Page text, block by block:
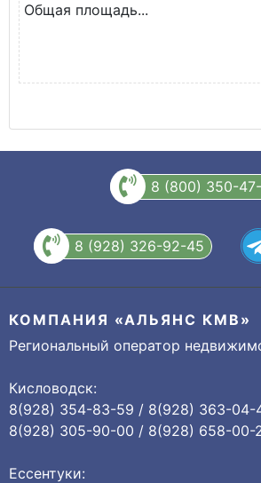
Общая площадь...
8 (800) 350-
8 (928) 326-92-45
КОМПАНИЯ «АЛЬЯНС КМВ»
Региональный оператор
Кисловодск:
8(928) 354-83-59 / 8(928) 363-04-
8(928) 305-90-00 / 8(928) 658-00-
Ессентуки: